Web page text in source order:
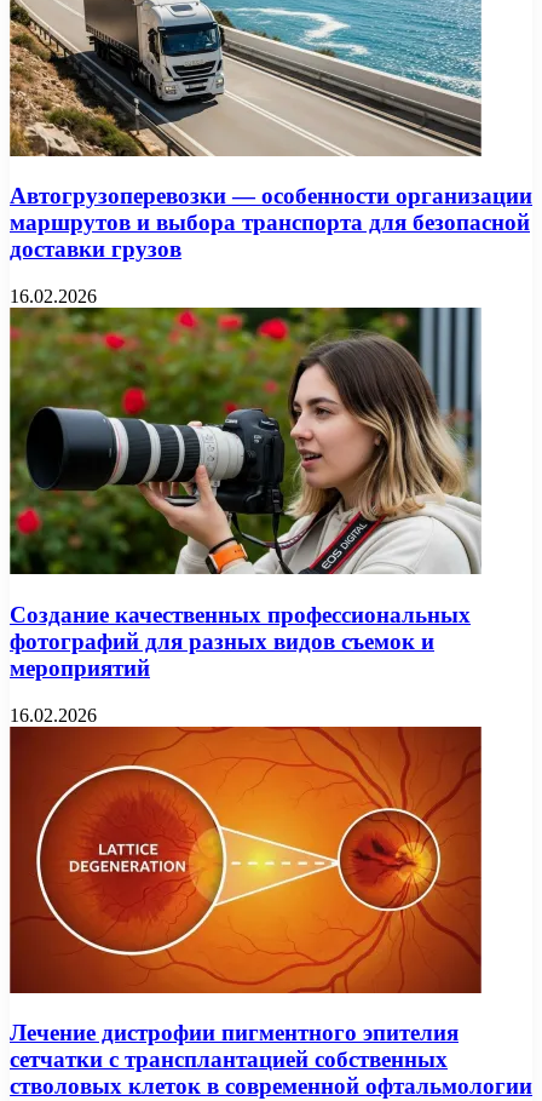
Автогрузоперевозки — особенности организации
маршрутов и выбора транспорта для безопасной
доставки грузов
16.02.2026
Создание качественных профессиональных
фотографий для разных видов съемок и
мероприятий
16.02.2026
Лечение дистрофии пигментного эпителия
сетчатки с трансплантацией собственных
стволовых клеток в современной офтальмологии